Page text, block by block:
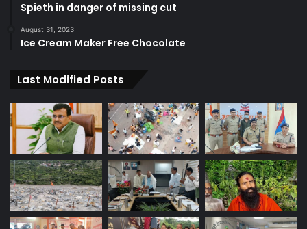
Spieth in danger of missing cut
August 31, 2023
Ice Cream Maker Free Chocolate
Last Modified Posts